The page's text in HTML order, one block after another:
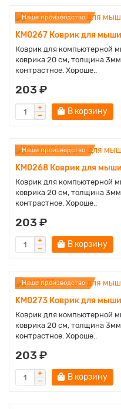
Наше производство
KM0267 Коврик для
Коврик для компьютерной
коврика 20 см, толщина
контрастное. Хороше..
203 ₽
В корзину
Наше производство
KM0268 Коврик для
Коврик для компьютерной
коврика 20 см, толщина
контрастное. Хороше..
203 ₽
В корзину
Наше производство
KM0273 Коврик для
Коврик для компьютерной
коврика 20 см, толщина
контрастное. Хороше..
203 ₽
В корзину